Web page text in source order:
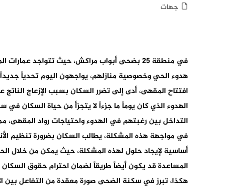
جهات
في منطقة 25 بضحى أبواب مراكش، حيث
هدوء الحي وخصوصية منازلهم، يواجهون اليوم تحدياً
افتتاح المقهى، أدى إلى تضرر السكان بسبب الإزعاج
الهدوء الذي كان يوماً ما جزءاً لا يتجزأ من حياة
التداخل بين رغبتهم في الهدوء واحتياجات رواد المقهى،
في مواجهة هذه المشكلة، يطالب السكان بضرورة تنظيم
أساسية لإيجاد حلول لهذه المشكلة، حيث يمكن من خلال
المساعدة قد يكون أيضاً طريقاً لضمان احترام حقوق
هكذا، تبرز في سكنة الضحى صورة معقدة من التفاعل بين